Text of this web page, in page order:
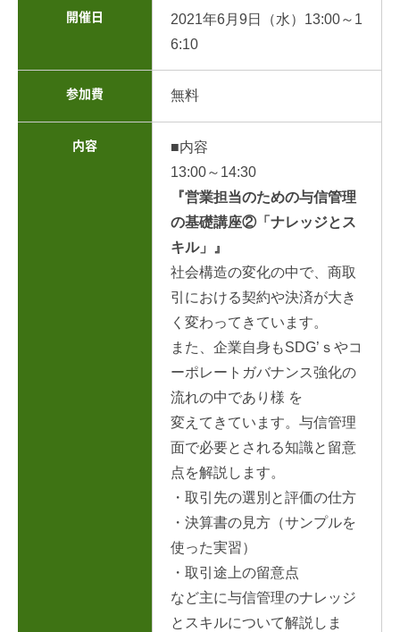
開催日
2021年6月9日（水）13:00～1
6:10
参加費 無料
内容
■内容
13:00～14:30
『営業担当のための与信管理
の基礎講座②「ナレッジとス
キル」』
社会構造の変化の中で、商取
引における契約や決済が大き
く変わってきています。
また、企業自身もSDG’ｓやコ
ーポレートガバナンス強化の
流れの中であり様 を
変えてきています。与信管理
面で必要とされる知識と留意
点を解説します。
・取引先の選別と評価の仕方
・決算書の見方（サンプルを
使った実習）
・取引途上の留意点
など主に与信管理のナレッジ
とスキルについて解説しま